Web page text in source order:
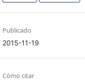
Publicado
2015-11-19
Cómo citar